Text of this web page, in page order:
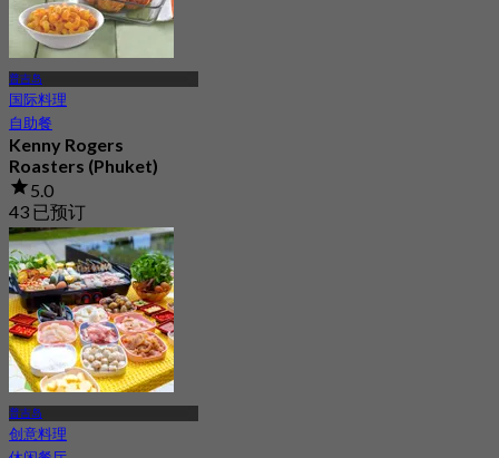
普吉岛
国际料理
自助餐
Kenny Rogers
Roasters (Phuket)
5.0
43 已预订
起฿ 540
普吉岛
创意料理